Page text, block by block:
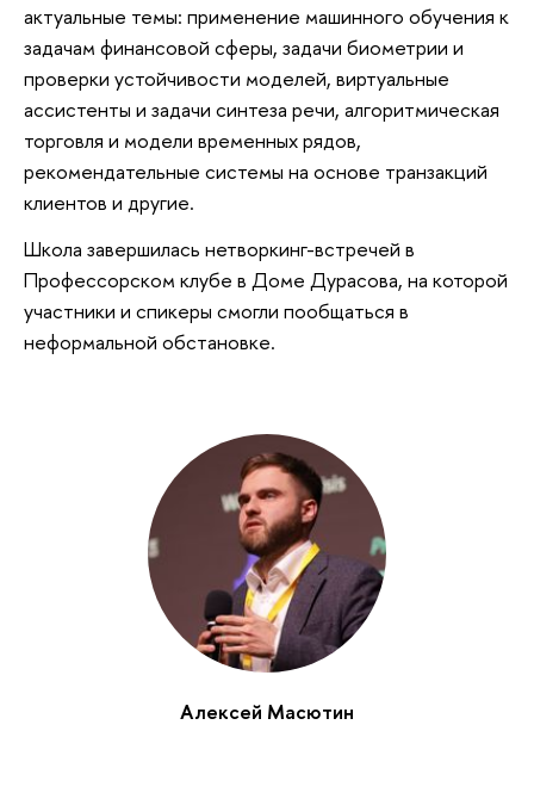
актуальные темы: применение машинного обучения к
задачам финансовой сферы, задачи биометрии и
проверки устойчивости моделей, виртуальные
ассистенты и задачи синтеза речи, алгоритмическая
торговля и модели временных рядов,
рекомендательные системы на основе транзакций
клиентов и другие.
Школа завершилась нетворкинг-встречей в
Профессорском клубе в Доме Дурасова, на которой
участники и спикеры смогли пообщаться в
неформальной обстановке.
Алексей Масютин